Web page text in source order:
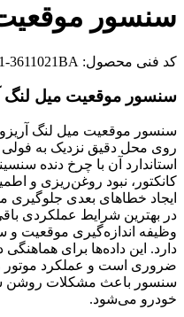
سنسور موقعيت
کد فنی محصول: 3611021BA
سنسور موقعيت ميل لنگ
روی محل دقیق نزدیک به
استاندارد آن با چرخ دنده
کانکتور، نبود روغن‌ریزی و
در بهترین شرایط عملکردی
وظیفه اندازه‌گیری موقعیت
دارد. این داده‌ها برای
ضروری است و عملکرد موتور
سنسور باعث مشکلات روشن
خودرو می‌شود.